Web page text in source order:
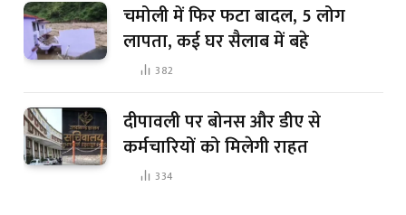
चमोली में फिर फटा बादल, 5 लोग
लापता, कई घर सैलाब में बहे
382
दीपावली पर बोनस और डीए से
कर्मचारियों को मिलेगी राहत
334